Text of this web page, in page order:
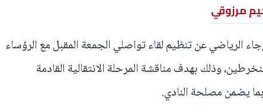
مرزوقي
الرياضي عن تنظيم لقاء تواصلي الجمعة المقبل مع الرؤساء
وذلك بهدف مناقشة المرحلة الانتقالية القادمة
يضمن مصلحة النادي.